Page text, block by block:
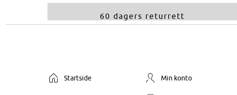
60 dagers returrett
Startside Min konto